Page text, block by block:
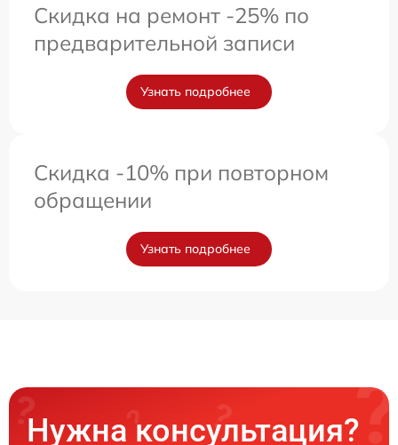
Скидка на ремонт -25% по
предварительной записи
Узнать подробнее
Скидка -10% при повторном
обращении
Узнать подробнее
Нужна консультация?